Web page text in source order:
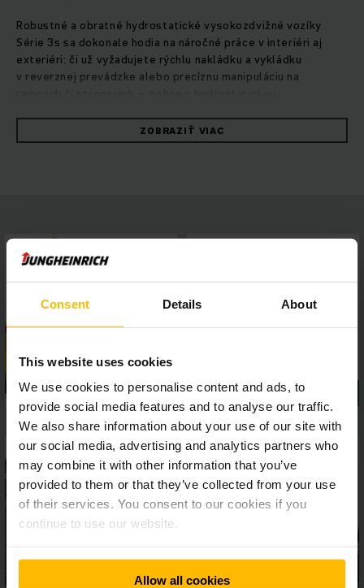
Consent Details About
This website uses cookies
We use cookies to personalise content and ads, to
provide social media features and to analyse our traffic.
We also share information about your use of our site with
our social media, advertising and analytics partners who
may combine it with other information that you’ve
provided to them or that they’ve collected from your use
of their services. You consent to our cookies if you
continue to use our website.
Allow all cookies
Robustné a obratné hydrostatické vysokozdvižné vozíky
Série 3s sa dokonale hodia na náročné práce v interiéri aj
exteriéri: či už vyžadujete rýchlu nakládku a vykládku
v reverznej prevádzke alebo precíznu manipuláciu na
efektivitou pri maximálnom výkone prekládky. Zvlášť pri
náročnom použití s prídavnými zariadeniami zabezpečuje
ako aj asistenčné systémy, ktoré je možné ľahko pripojiť cez
štandardné rozhranie – na efektívnu prácu v každej situácii.
ZOBRAZIŤ VIAC